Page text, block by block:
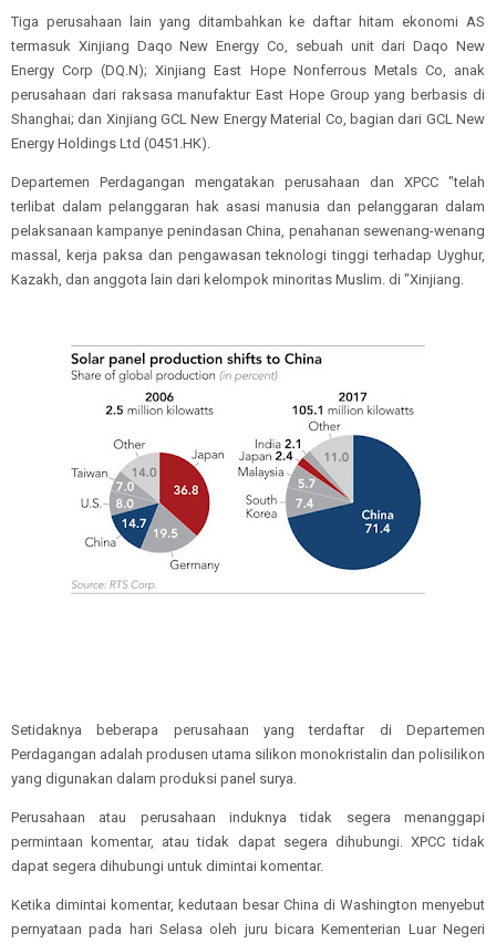
Tiga perusahaan lain yang ditambahkan ke daftar hitam ekonomi AS
termasuk Xinjiang Daqo New Energy Co, sebuah unit dari Daqo New
Energy Corp (DQ.N); Xinjiang East Hope Nonferrous Metals Co, anak
perusahaan dari raksasa manufaktur East Hope Group yang berbasis di
Shanghai; dan Xinjiang GCL New Energy Material Co, bagian dari GCL New
Energy Holdings Ltd (0451.HK).
Departemen Perdagangan mengatakan perusahaan dan XPCC "telah
terlibat dalam pelanggaran hak asasi manusia dan pelanggaran dalam
pelaksanaan kampanye penindasan China, penahanan sewenang-wenang
massal, kerja paksa dan pengawasan teknologi tinggi terhadap Uyghur,
Kazakh, dan anggota lain dari kelompok minoritas Muslim. di "Xinjiang.
Setidaknya beberapa perusahaan yang terdaftar di Departemen
Perdagangan adalah produsen utama silikon monokristalin dan polisilikon
yang digunakan dalam produksi panel surya.
Perusahaan atau perusahaan induknya tidak segera menanggapi
permintaan komentar, atau tidak dapat segera dihubungi. XPCC tidak
dapat segera dihubungi untuk dimintai komentar.
Ketika dimintai komentar, kedutaan besar China di Washington menyebut
pernyataan pada hari Selasa oleh juru bicara Kementerian Luar Negeri